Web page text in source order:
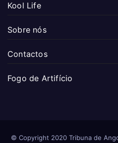
Kool Life
Sobre nós
Contactos
Fogo de Artifício
© Copyright 2020 Tribuna de